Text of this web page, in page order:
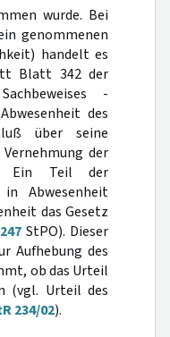
wurde. Bei
genommenen
handelt es
Blatt 342 der
-
des
über seine
der
Ein Teil der
Abwesenheit
das Gesetz
247StPO). Dieser
Aufhebung des
ob das Urteil
(vgl. Urteil des
234/02).